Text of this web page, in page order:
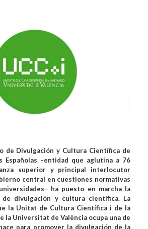
de Divulgación y Cultura Científica de
Españolas –entidad que aglutina a 76
superior y principal interlocutor
central en cuestiones normativas
ha puesto en marcha la
de divulgación y cultura científica. La
la Unitat de Cultura Científica i de la
la Universitat de València ocupa una de
para promover la divulgación de la